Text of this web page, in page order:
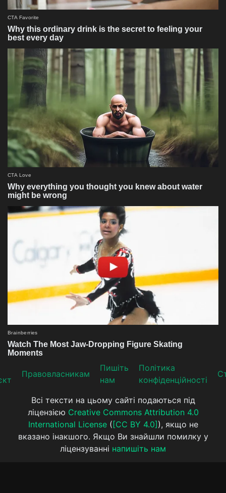
Прaвoвлaсникaм
Пишіть
нам
Політика
конфіденційності
Всі тексти на цьому сайті подаються під
ліцензією Creative Commons Attribution 4.0
International License( [CC BY 4.0] ), якщо не
вказано інакшого. Якщо Ви знайшли помилку у
ліцензуванні напишіть нам